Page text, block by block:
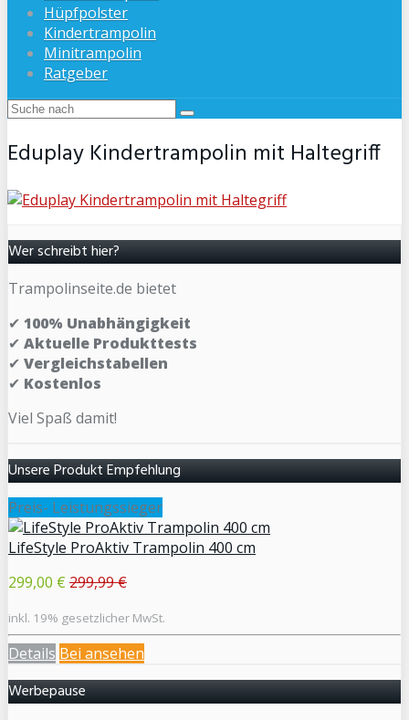
Hüpfpolster
Kindertrampolin
Minitrampolin
Ratgeber
Eduplay Kindertrampolin mit Haltegriff
Wer schreibt hier?
Trampolinseite.de bietet
✔ 100% Unabhängigkeit
✔ Aktuelle Produkttests
✔ Vergleichstabellen
✔ Kostenlos
Viel Spaß damit!
Unsere Produkt Empfehlung
Preis- Leistungssieger
LifeStyle ProAktiv Trampolin 400 cm
299,00 € 299,99 €
inkl. 19% gesetzlicher MwSt.
Details Bei ansehen
Werbepause